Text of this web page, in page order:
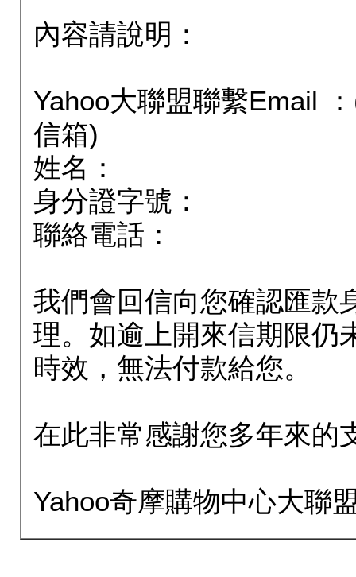
內容請說明：
Yahoo大聯盟聯繫Email
信箱)
姓名：
身分證字號：
聯絡電話：
我們會回信向您確認匯款
理。如逾上開來信期限仍
時效，無法付款給您。
在此非常感謝您多年來的
Yahoo奇摩購物中心大